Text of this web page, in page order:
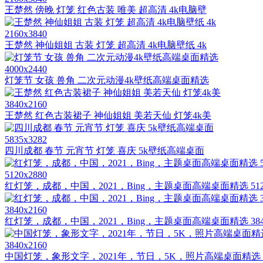
王楚然 傍晚 灯笼 红色古装 唯美 超高清 4k电脑壁
2160x3840
王楚然 神仙姐姐 古装 灯笼 超高清 4k电脑壁纸 4k
4000x2440
灯笼节 女孩 兽角 二次元动漫4k壁纸高端桌面精选
3840x2160
王楚然 红色古装裙子 神仙姐姐 美若天仙 灯笼4k美
5835x3282
四川成都 春节 元宵节 灯笼 喜庆 5k壁纸高端桌面
5120x2880
红灯笼，成都，中国，2021，Bing，主题桌面高端桌面精选
3840x2160
红灯笼，成都，中国，2021，Bing，主题桌面高端桌面精选
3840x2160
中国灯笼，象形文字，2021年，节日，5K，照片高端桌面精选